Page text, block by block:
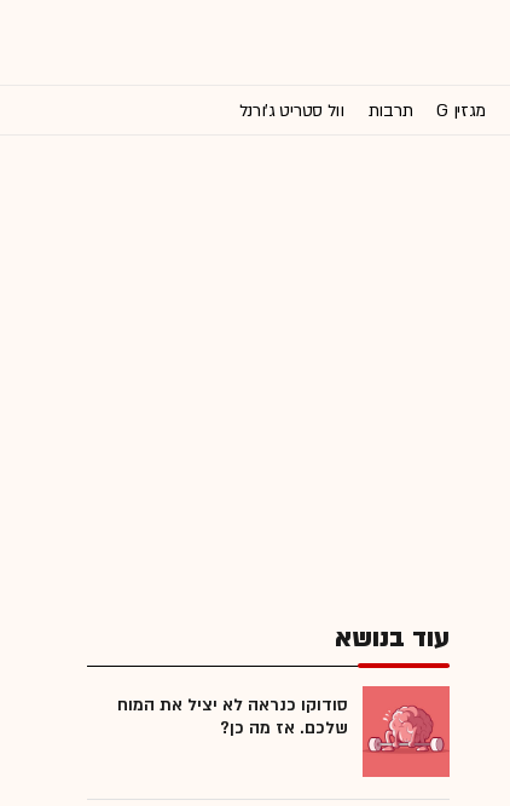
מגזין G תרבות וול סטריט ג'ורנל
עוד בנושא
סודוקו כנראה לא יציל את המוח
שלכם. אז מה כן?